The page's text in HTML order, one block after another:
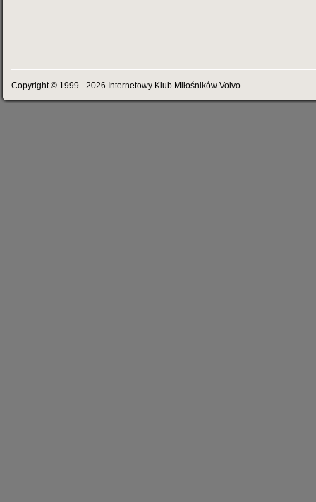
Copyright © 1999 - 2026 Internetowy Klub Miłośników Volvo